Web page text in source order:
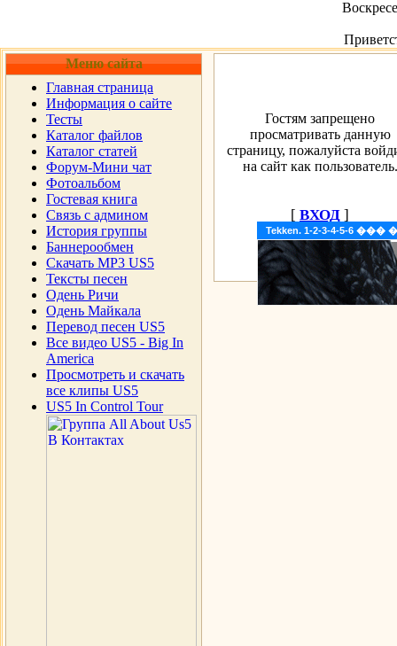
Меню сайта
Главная страница
Информация о сайте
Тесты
Каталог файлов
Каталог статей
Форум-Мини чат
Фотоальбом
Гостевая книга
Cвязь с админом
История группы
Баннерообмен
Скачать MP3 US5
Тексты песен
Одень Ричи
Одень Майкала
Перевод песен US5
Все видео US5 - Big In
America
Просмотреть и скачать
все клипы US5
US5 In Control Tour
Tekken. 1-2-3-4-5-6
Гостям запрещено
просматривать данную
страницу, пожалуйста
на сайт как пользователь.
[ ВХОД ]